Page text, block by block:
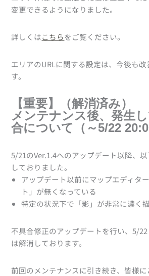
変更できるようになりました。
詳しくはこちらをご覧ください。
エリアのURLに関する設定は、今後も
す。
【重要】（解消済み）
メンテナンス後、発生
合について（～5/22
5/21のVer.1.4へのアップデート以降、
しておりました。
アップデート以前にマップエディタ
ト」が無くなっている
特定の状況下で「影」が非常に濃く
不具合修正のアップデートを行い、5/22
は解消しております。
前回のメンテナンスに引き続き、皆様